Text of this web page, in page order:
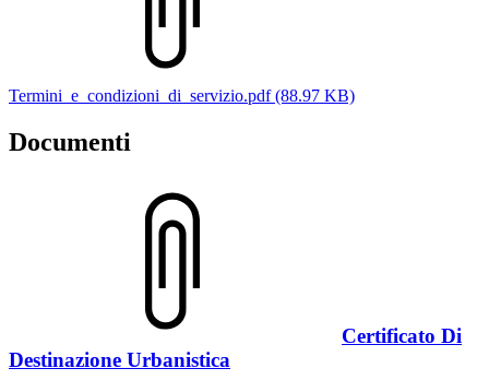
Termini_e_condizioni_di_servizio.pdf (88.97 KB)
Documenti
Certificato Di
Destinazione Urbanistica